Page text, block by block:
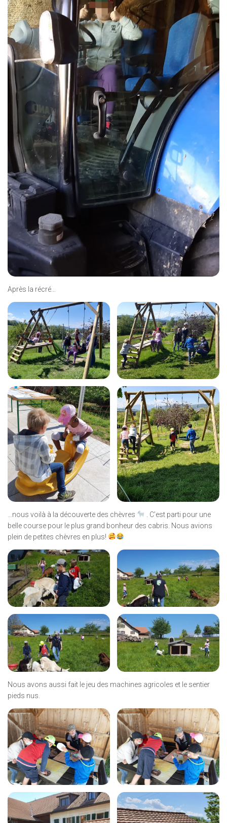
Après la récré…
…nous voilà à la découverte des chèvres
. C’est parti pour une
belle course pour le plus grand bonheur des cabris. Nous avions
plein de petites chèvres en plus!
Nous avons aussi fait le jeu des machines agricoles et le sentier
pieds nus.